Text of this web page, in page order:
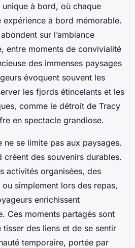
à bord, où chaque
expérience à bord mémorable.
sur l’ambiance
entre moments de convivialité
des immenses paysages
évoquent souvent les
les fjords étincelants et les
comme le détroit de Tracy
en spectacle grandiose.
ne se limite pas aux paysages.
créent des souvenirs durables.
activités organisées, des
simplement lors des repas,
enrichissent
Ces moments partagés sont
tisser des liens et de se sentir
temporaire, portée par